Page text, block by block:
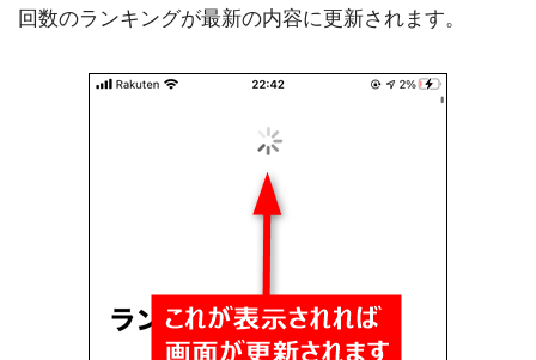
回数のランキングが最新の内容に更新されます。